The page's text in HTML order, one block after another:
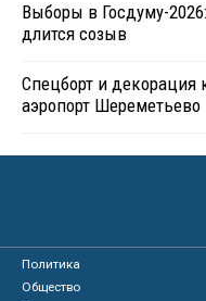
Выборы в Госдуму-
длится созыв
Спецборт и декорация
аэропорт Шереметьево
Политика
Общество